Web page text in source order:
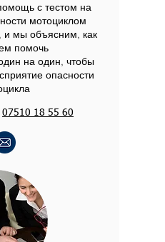
с тестом на
мотоциклом
и мы объясним, как
помочь
на один, чтобы
опасности
07510 18 55 60